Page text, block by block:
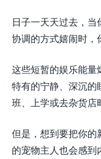
日子一天天过去，
协调的方式嬉闹时，
这些短暂的娱乐能
特有的宁静、深沉
班、上学或去杂货店
但是，想到要把你的
的宠物主人也会感